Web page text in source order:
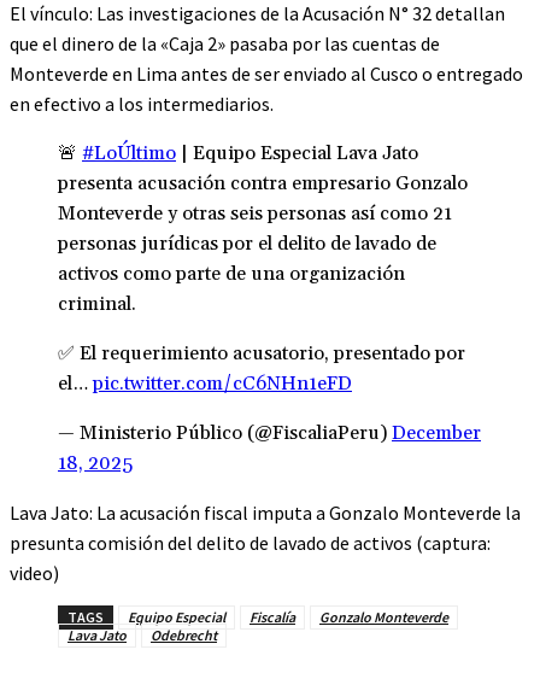
El vínculo: Las investigaciones de la Acusación N° 32 detallan
que el dinero de la «Caja 2» pasaba por las cuentas de
Monteverde en Lima antes de ser enviado al Cusco o entregado
en efectivo a los intermediarios.
🚨 #LoÚltimo | Equipo Especial Lava Jato
presenta acusación contra empresario Gonzalo
Monteverde y otras seis personas así como 21
personas jurídicas por el delito de lavado de
activos como parte de una organización
criminal.
✅ El requerimiento acusatorio, presentado por
el…pic.twitter.com/cC6NHn1eFD
— Ministerio Público (@FiscaliaPeru) December
18, 2025
Lava Jato: La acusación fiscal imputa a Gonzalo Monteverde la
presunta comisión del delito de lavado de activos (captura:
video)
TAGS Equipo Especial Fiscalía
Gonzalo Monteverde
Lava Jato
Odebrecht